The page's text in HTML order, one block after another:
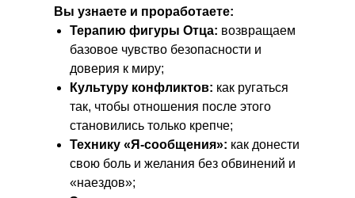
Вы узнаете и проработаете:
Терапию фигуры Отца: возвращаем
базовое чувство безопасности и
доверия к миру;
Культуру конфликтов: как ругаться
так, чтобы отношения после этого
становились только крепче;
Технику «Я-сообщения»: как донести
свою боль и желания без обвинений и
«наездов»;